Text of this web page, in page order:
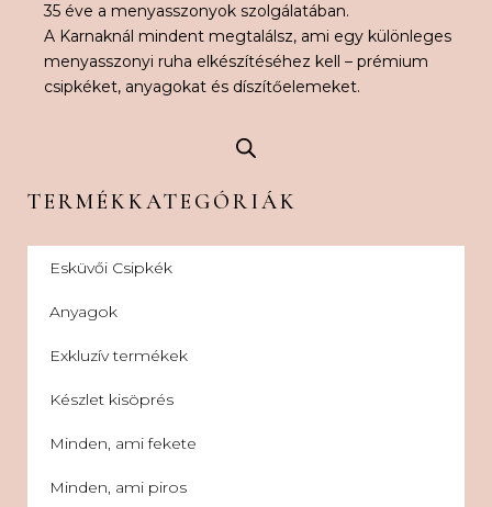
35 éve a menyasszonyok szolgálatában.
A Karnaknál mindent megtalálsz, ami egy különleges
menyasszonyi ruha elkészítéséhez kell – prémium
csipkéket, anyagokat és díszítőelemeket.
TERMÉKKATEGÓRIÁK
Esküvői Csipkék
Anyagok
Exkluzív termékek
Készlet kisöprés
Minden, ami fekete
Minden, ami piros